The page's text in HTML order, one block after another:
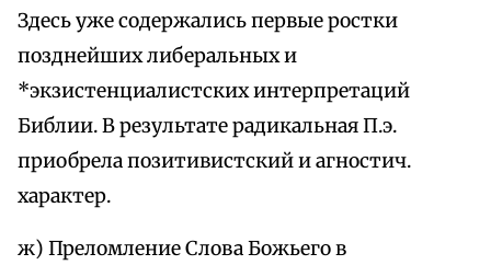
Здесь уже содержались первые ростки
позднейших либеральных и
*экзистенциалистских интерпретаций
Библии. В результате радикальная П.э.
приобрела позитивистский и агностич.
характер.
ж) Преломление Слова Божьего в